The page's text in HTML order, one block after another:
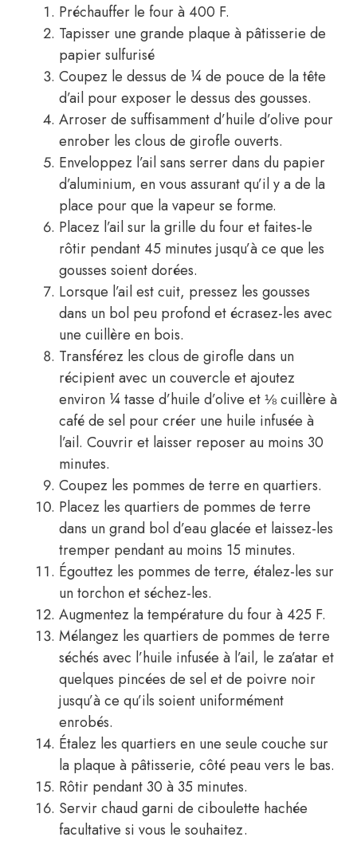
Préchauffer le four à 400 F.
Tapisser une grande plaque à pâtisserie de
papier sulfurisé
Coupez le dessus de ¼ de pouce de la tête
d’ail pour exposer le dessus des gousses.
Arroser de suffisamment d’huile d’olive pour
enrober les clous de girofle ouverts.
Enveloppez l’ail sans serrer dans du papier
d’aluminium, en vous assurant qu’il y a de la
place pour que la vapeur se forme.
Placez l’ail sur la grille du four et faites-le
rôtir pendant 45 minutes jusqu’à ce que les
gousses soient dorées.
Lorsque l’ail est cuit, pressez les gousses
dans un bol peu profond et écrasez-les avec
une cuillère en bois.
Transférez les clous de girofle dans un
récipient avec un couvercle et ajoutez
environ ¼ tasse d’huile d’olive et ⅛ cuillère à
café de sel pour créer une huile infusée à
l’ail. Couvrir et laisser reposer au moins 30
minutes.
Coupez les pommes de terre en quartiers.
Placez les quartiers de pommes de terre
dans un grand bol d’eau glacée et laissez-les
tremper pendant au moins 15 minutes.
Égouttez les pommes de terre, étalez-les sur
un torchon et séchez-les.
Augmentez la température du four à 425 F.
Mélangez les quartiers de pommes de terre
séchés avec l’huile infusée à l’ail, le za’atar et
quelques pincées de sel et de poivre noir
jusqu’à ce qu’ils soient uniformément
enrobés.
Étalez les quartiers en une seule couche sur
la plaque à pâtisserie, côté peau vers le bas.
Rôtir pendant 30 à 35 minutes.
Servir chaud garni de ciboulette hachée
facultative si vous le souhaitez.